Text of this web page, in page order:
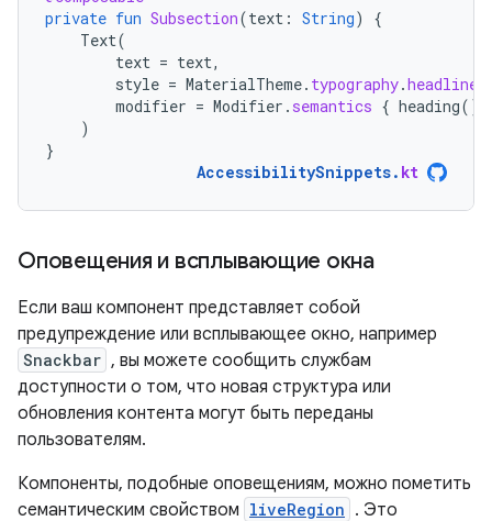
private fun Subsection(text : String)
{
Text(
text = text,
style = MaterialTheme. typography.
modifier = Modifier . semantics { heading()
)
}
AccessibilitySnippets. kt
Оповещения и всплывающие окна
Если ваш компонент представляет собой
предупреждение или всплывающее окно, например
Snackbar , вы можете сообщить службам
доступности о том, что новая структура или
обновления контента могут быть переданы
пользователям.
Компоненты, подобные оповещениям, можно пометить
семантическим свойством liveRegion . Это